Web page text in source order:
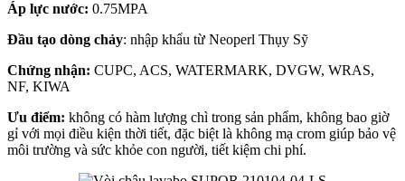
Áp lực nước: 0.75MPA
Đầu tạo dòng chảy: nhập khẩu từ Neoperl Thụy Sỹ
Chứng nhận: CUPC, ACS, WATERMARK, DVGW, WRAS,
NF, KIWA
Ưu điểm: không có hàm lượng chì trong sản phẩm, không bao giờ
gỉ với mọi điều kiện thời tiết, đặc biệt là không mạ crom giúp bảo vệ
môi trường và sức khỏe con người, tiết kiệm chi phí.